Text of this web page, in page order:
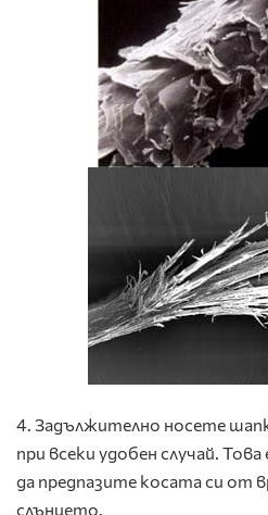
4. Задължително носете
при всеки удобен случай.
да предпазите косата си от
слънцето.